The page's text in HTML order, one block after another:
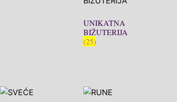
UNIKATNA
BIŽUTERIJA
(25)